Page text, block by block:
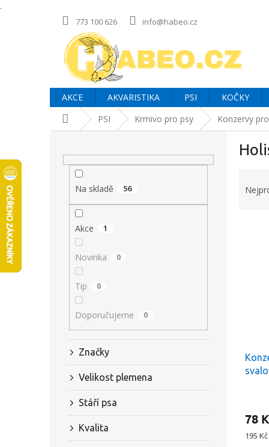
.
773 100 626 info@habeo.cz
AKCE AKVARISTIKA PSI KOČKY
Domů PSI Krmivo pro psy Konzervy
Na skladě 56
Akce 1
Novinka 0
Tip 0
Doporučujeme 0
Značky
Velikost plemena
Stáří psa
Kvalita
78
Měrná
195